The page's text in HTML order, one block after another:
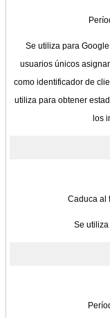
Se utiliza para
usuarios únicos
como identificador de
utiliza para obtener
los
Caduca al
Se